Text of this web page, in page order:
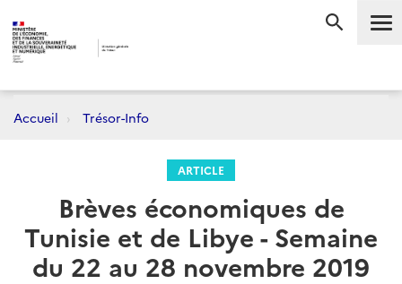
Accueil Trésor-Info
ARTICLE
Brèves économiques de
Tunisie et de Libye - Semaine
du 22 au 28 novembre 2019